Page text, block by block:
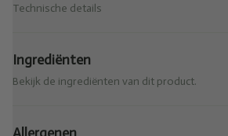
Technische details
Ingrediënten
Bekijk de ingrediënten van dit product.